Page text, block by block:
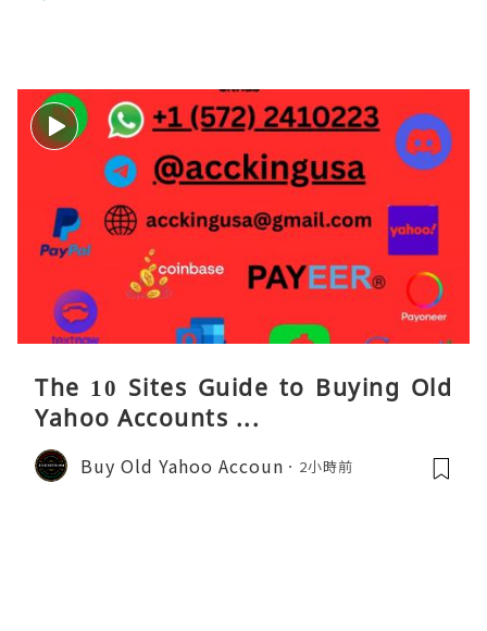
The 10 Sites Guide to Buying Old
Yahoo Accounts ...
Buy Old Yahoo Accoun 2小時前